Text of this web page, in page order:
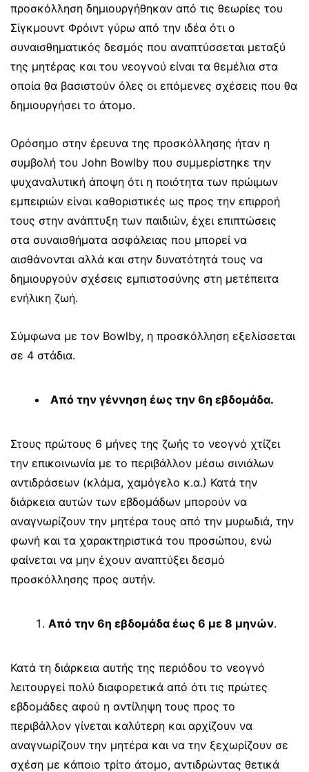
προσκόλληση δημιουργήθηκαν από τις θεωρίες του
Σίγκμουντ Φρόιντ γύρω από την ιδέα ότι ο
συναισθηματικός δεσμός που αναπτύσσεται μεταξύ
της μητέρας και του νεογνού είναι τα θεμέλια στα
οποία θα βασιστούν όλες οι επόμενες σχέσεις που θα
δημιουργήσει το άτομο.
Ορόσημο στην έρευνα της προσκόλλησης ήταν η
συμβολή του John Bowlby που συμμερίστηκε την
ψυχαναλυτική άποψη ότι η ποιότητα των πρώιμων
εμπειριών είναι καθοριστικές ως προς την επιρροή
τους στην ανάπτυξη των παιδιών, έχει επιπτώσεις
στα συναισθήματα ασφάλειας που μπορεί να
αισθάνονται αλλά και στην δυνατότητά τους να
δημιουργούν σχέσεις εμπιστοσύνης στη μετέπειτα
ενήλικη ζωή.
Σύμφωνα με τον Bowlby, η προσκόλληση εξελίσσεται
σε 4 στάδια.
Από την γέννηση έως την 6η εβδομάδα.
Στους πρώτους 6 μήνες της ζωής το νεογνό χτίζει
την επικοινωνία με το περιβάλλον μέσω σινιάλων
αντιδράσεων (κλάμα, χαμόγελο κ.α.) Κατά την
διάρκεια αυτών των εβδομάδων μπορούν να
αναγνωρίζουν την μητέρα τους από την μυρωδιά, την
φωνή και τα χαρακτηριστικά του προσώπου, ενώ
φαίνεται να μην έχουν αναπτύξει δεσμό
προσκόλλησης προς αυτήν.
Από την 6η εβδομάδα έως 6 με 8 μηνών.
Κατά τη διάρκεια αυτής της περιόδου το νεογνό
λειτουργεί πολύ διαφορετικά από ότι τις πρώτες
εβδομάδες αφού η αντίληψη τους προς το
περιβάλλον γίνεται καλύτερη και αρχίζουν να
αναγνωρίζουν την μητέρα και να την ξεχωρίζουν σε
σχέση με κάποιο τρίτο άτομο, αντιδρώντας θετικά